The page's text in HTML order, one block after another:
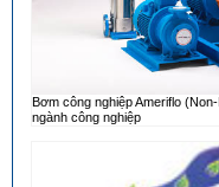
Bơm công nghiệp Ameriflo
ngành công nghiệp